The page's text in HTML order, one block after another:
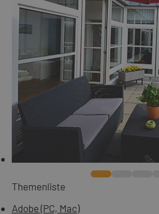
Themenliste
Adobe (PC, Mac)